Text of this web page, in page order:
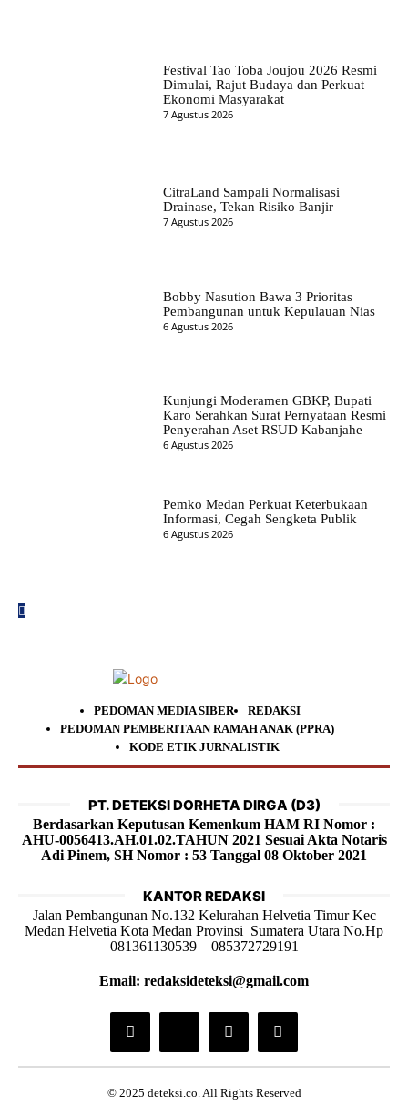
Festival Tao Toba Joujou 2026 Resmi
Dimulai, Rajut Budaya dan Perkuat
Ekonomi Masyarakat
7 Agustus 2026
CitraLand Sampali Normalisasi
Drainase, Tekan Risiko Banjir
7 Agustus 2026
Bobby Nasution Bawa 3 Prioritas
Pembangunan untuk Kepulauan Nias
6 Agustus 2026
Kunjungi Moderamen GBKP, Bupati
Karo Serahkan Surat Pernyataan Resmi
Penyerahan Aset RSUD Kabanjahe
6 Agustus 2026
Pemko Medan Perkuat Keterbukaan
Informasi, Cegah Sengketa Publik
6 Agustus 2026
PEDOMAN MEDIA SIBER
REDAKSI
PEDOMAN PEMBERITAAN RAMAH ANAK (PPRA)
KODE ETIK JURNALISTIK
PT. DETEKSI DORHETA DIRGA (D3)
Berdasarkan Keputusan Kemenkum HAM RI Nomor :
AHU-0056413.AH.01.02.TAHUN 2021 Sesuai Akta Notaris
Adi Pinem, SH Nomor : 53 Tanggal 08 Oktober 2021
KANTOR REDAKSI
Jalan Pembangunan No.132 Kelurahan Helvetia Timur Kec
Medan Helvetia Kota Medan Provinsi Sumatera Utara No.Hp
081361130539 – 085372729191
Email: redaksideteksi@gmail.com
© 2025 deteksi.co. All Rights Reserved